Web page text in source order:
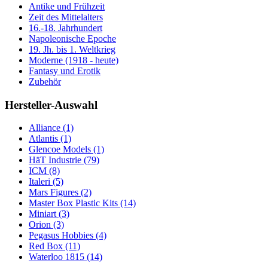
Antike und Frühzeit
Zeit des Mittelalters
16.-18. Jahrhundert
Napoleonische Epoche
19. Jh. bis 1. Weltkrieg
Moderne (1918 - heute)
Fantasy und Erotik
Zubehör
Hersteller-Auswahl
Alliance (1)
Atlantis (1)
Glencoe Models (1)
HäT Industrie (79)
ICM (8)
Italeri (5)
Mars Figures (2)
Master Box Plastic Kits (14)
Miniart (3)
Orion (3)
Pegasus Hobbies (4)
Red Box (11)
Waterloo 1815 (14)